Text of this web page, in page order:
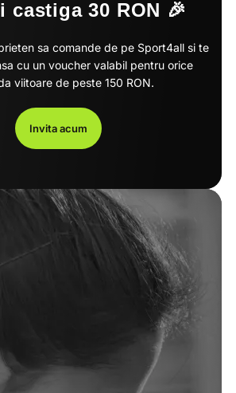
castiga 30 RON 🎉
sa comande de pe Sport4all si te
cu un voucher valabil pentru orice
viitoare de peste 150 RON.
Invita acum